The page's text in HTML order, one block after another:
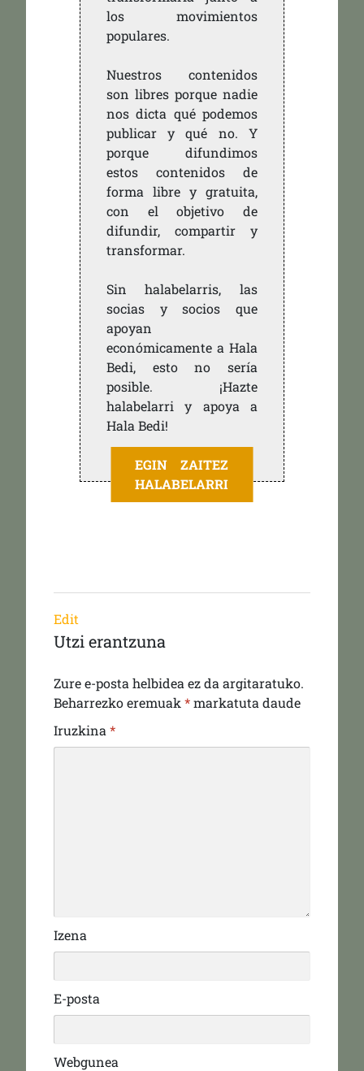
los movimientos
populares.
Nuestros contenidos
son libres porque nadie
nos dicta qué podemos
publicar y qué no. Y
porque difundimos
estos contenidos de
forma libre y gratuita,
con el objetivo de
difundir, compartir y
transformar.
Sin halabelarris, las
socias y socios que
apoyan
económicamente a Hala
Bedi, esto no sería
posible. ¡Hazte
halabelarri y apoya a
Hala Bedi!
EGIN ZAITEZ
HALABELARRI
Edit
Utzi erantzuna
Zure e-posta helbidea ez da argitaratuko.
Beharrezko eremuak *markatuta daude
Iruzkina *
Izena
E-posta
Webgunea